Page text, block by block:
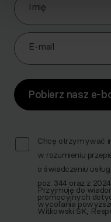
Imię
E-mail
Pobierz nasz e-
Chcę otrzymywać
w rozumieniu
o świadczeniu
poz. 344 oraz z
promocyjnych
Witkowski SK,
Przyjmuję do
wycofania